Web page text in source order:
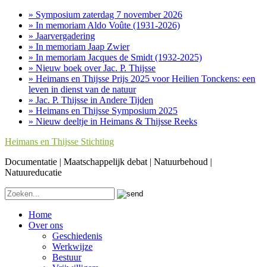
» Symposium zaterdag 7 november 2026
» In memoriam Aldo Voûte (1931-2026)
» Jaarvergadering
» In memoriam Jaap Zwier
» In memoriam Jacques de Smidt (1932-2025)
» Nieuw boek over Jac. P. Thijsse
» Heimans en Thijsse Prijs 2025 voor Heilien Tonckens: een
leven in dienst van de natuur
» Jac. P. Thijsse in Andere Tijden
» Heimans en Thijsse Symposium 2025
» Nieuw deeltje in Heimans & Thijsse Reeks
Heimans en Thijsse Stichting
Documentatie | Maatschappelijk debat | Natuurbehoud |
Natuureducatie
Home
Over ons
Geschiedenis
Werkwijze
Bestuur